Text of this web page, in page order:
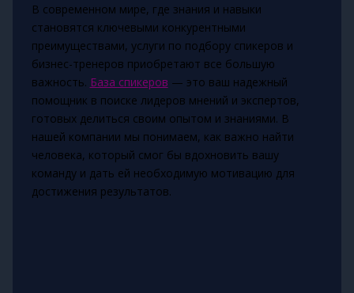
В современном мире, где знания и навыки
становятся ключевыми конкурентными
преимуществами, услуги по подбору спикеров и
бизнес-тренеров приобретают все большую
важность. База спикеров — это ваш надежный
помощник в поиске лидеров мнений и экспертов,
готовых делиться своим опытом и знаниями. В
нашей компании мы понимаем, как важно найти
человека, который смог бы вдохновить вашу
команду и дать ей необходимую мотивацию для
достижения результатов.